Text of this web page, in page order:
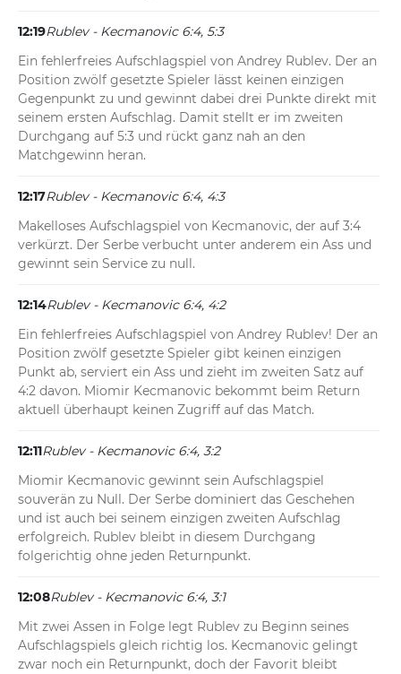
12:19Rublev - Kecmanovic 6:4, 5:3
Ein fehlerfreies Aufschlagspiel von Andrey Rublev. Der an
Position zwölf gesetzte Spieler lässt keinen einzigen
Gegenpunkt zu und gewinnt dabei drei Punkte direkt mit
seinem ersten Aufschlag. Damit stellt er im zweiten
Durchgang auf 5:3 und rückt ganz nah an den
Matchgewinn heran.
12:17Rublev - Kecmanovic 6:4, 4:3
Makelloses Aufschlagspiel von Kecmanovic, der auf 3:4
verkürzt. Der Serbe verbucht unter anderem ein Ass und
gewinnt sein Service zu null.
12:14Rublev - Kecmanovic 6:4, 4:2
Ein fehlerfreies Aufschlagspiel von Andrey Rublev! Der an
Position zwölf gesetzte Spieler gibt keinen einzigen
Punkt ab, serviert ein Ass und zieht im zweiten Satz auf
4:2 davon. Miomir Kecmanovic bekommt beim Return
aktuell überhaupt keinen Zugriff auf das Match.
12:11Rublev - Kecmanovic 6:4, 3:2
Miomir Kecmanovic gewinnt sein Aufschlagspiel
souverän zu Null. Der Serbe dominiert das Geschehen
und ist auch bei seinem einzigen zweiten Aufschlag
erfolgreich. Rublev bleibt in diesem Durchgang
folgerichtig ohne jeden Returnpunkt.
12:08Rublev - Kecmanovic 6:4, 3:1
Mit zwei Assen in Folge legt Rublev zu Beginn seines
Aufschlagspiels gleich richtig los. Kecmanovic gelingt
zwar noch ein Returnpunkt, doch der Favorit bleibt